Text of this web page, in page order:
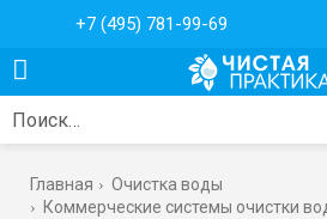
+7 (495) 781-99-69
Поиск…
Главная
Очистка воды
Коммерческие системы очистки